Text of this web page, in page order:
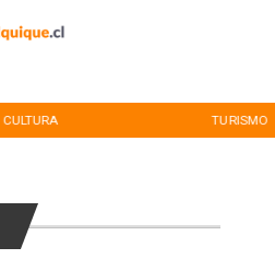
CULTURA TURISMO